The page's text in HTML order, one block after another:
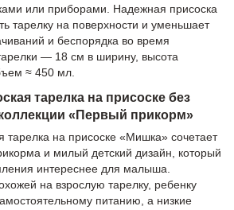
или приборами. Надежная присоска
тарелку на поверхности и уменьшает
и беспорядка во время
— 18 см в ширину, высота
≈ 450 мл.
тарелка на присоске без
«Первый прикорм»
тарелка на присоске «Мишка» сочетает
и милый детский дизайн, который
интереснее для малыша.
на взрослую тарелку, ребенку
питанию, а низкие